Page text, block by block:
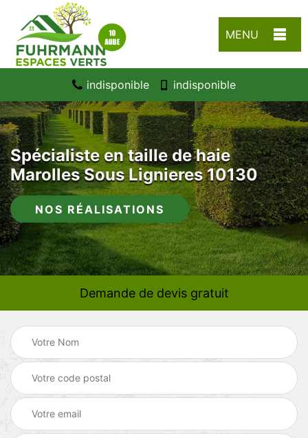
MENU
indisponible indisponible
Spécialiste en taille de haie
Marolles Sous Lignieres 10130
NOS RÉALISATIONS
Demande de devis gratuit